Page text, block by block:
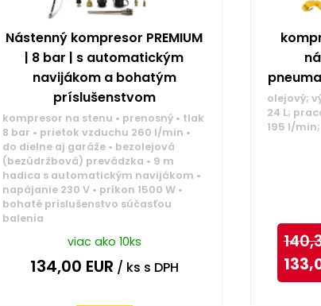
Nástenný kompresor PREMIUM
| 8 bar | s automatickým
navijákom a bohatým
príslušenstvom
kompresor na stenu • prenosný • tlak
8 bar • prietok vzduchu 260 l/min •
do dielne aj garáže • bezolejová
(bezúdržbová) prevádzka • 9 m
hadica s automatickým navijákom •
napájanie 230 V • príkon 1500 W •
bohaté príslušenstvo súčasťou
balenia
viac ako 10ks
134,00 EUR / ks s DPH
olejový;
24 L;
195 l/